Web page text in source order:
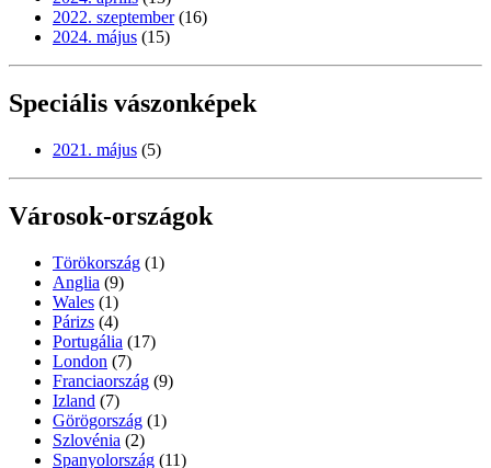
2022. szeptember (16)
2024. május (15)
Speciális vászonképek
2021. május (5)
Városok-országok
Törökország (1)
Anglia (9)
Wales (1)
Párizs (4)
Portugália (17)
London (7)
Franciaország (9)
Izland (7)
Görögország (1)
Szlovénia (2)
Spanyolország (11)